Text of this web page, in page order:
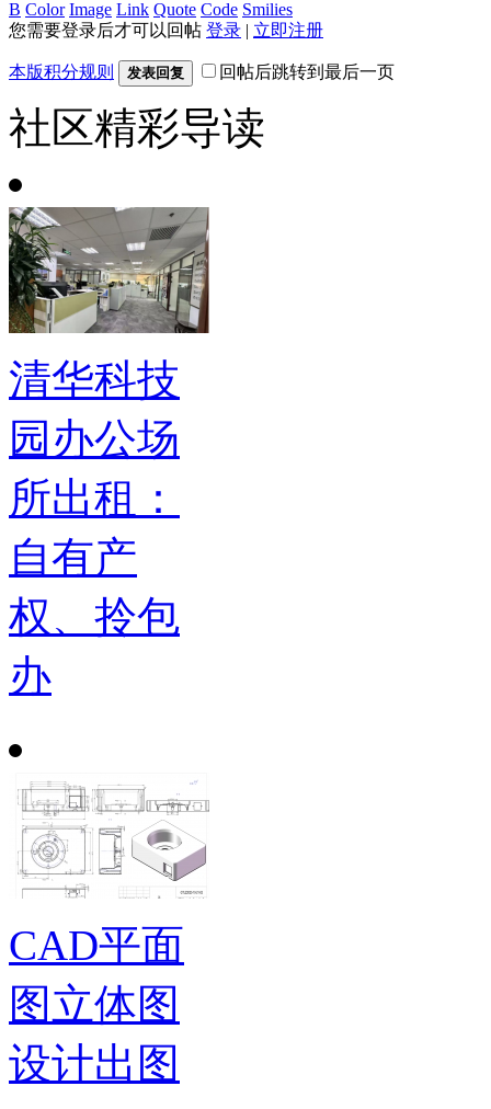
B Color Image Link Quote Code Smilies
您需要登录后才可以回帖 登录 | 立即注册
本版积分规则 发表回复 回帖后跳转到最后一页
社区精彩导读
清华科技
园办公场
所出租：
自有产
权、拎包
办
CAD平面
图立体图
设计出图